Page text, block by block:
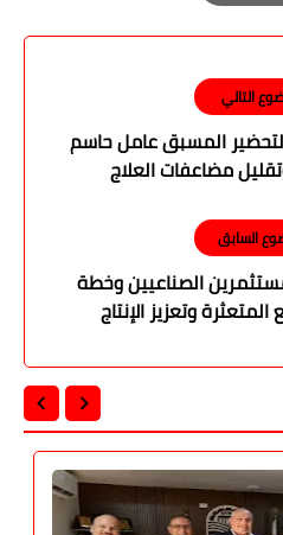
Print
التالي
المسبق عامل حاسم
مضاعفات العلاج
السابق
الصناعيين وخطة
وتعزيز الإنتاج